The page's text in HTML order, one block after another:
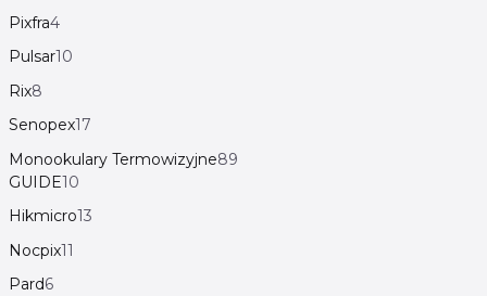
Pixfra4
Pulsar10
Rix8
Senopex17
Monookulary Termowizyjne89
GUIDE10
Hikmicro13
Nocpix11
Pard6